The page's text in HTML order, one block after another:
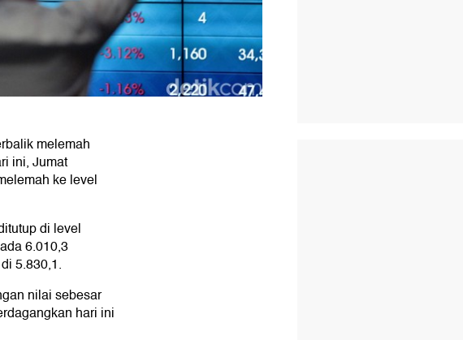
melemah
ini, Jumat
ke level
di level
6.010,3
5.830,1.
nilai sebesar
hari ini